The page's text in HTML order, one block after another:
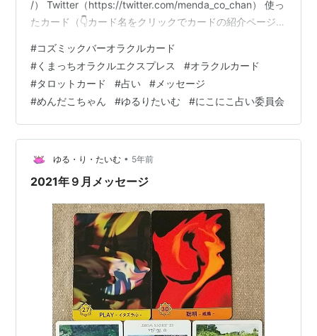
/） Twitter（https://twitter.com/menda_co_chan） 使っ
たカード（👇カード名をクリックでカードの紹介ページに
クルエクスプレス ひだりからピンク、黄色、青めんだこ
ーずです。 記事：2021年９月メッセージこちらも合わせ
て参考にどうぞ。
#コズミックバーオラクルカード
#くまっちオラクルエクスプレス #オラクルカード
#タロットカード #占い # メッセージ
#めんだこちゃん #ゆるりたいむ #にこにこ占い委員会
ゆる・り・たいむ • 5年前
2021年９月メッセージ